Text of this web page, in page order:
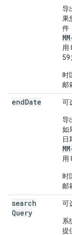
导
果
件
用
59
时
邮
endDate 可
导
如
日
用
时
邮
search
Query
可
系
提